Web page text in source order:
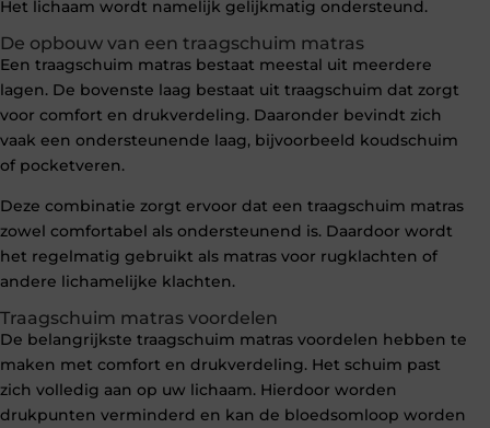
Het lichaam wordt namelijk gelijkmatig ondersteund.
De opbouw van een traagschuim matras
Een traagschuim matras bestaat meestal uit meerdere
lagen. De bovenste laag bestaat uit traagschuim dat zorgt
voor comfort en drukverdeling. Daaronder bevindt zich
vaak een ondersteunende laag, bijvoorbeeld koudschuim
of pocketveren.
Deze combinatie zorgt ervoor dat een traagschuim matras
zowel comfortabel als ondersteunend is. Daardoor wordt
het regelmatig gebruikt als matras voor rugklachten of
andere lichamelijke klachten.
Traagschuim matras voordelen
De belangrijkste traagschuim matras voordelen hebben te
maken met comfort en drukverdeling. Het schuim past
zich volledig aan op uw lichaam. Hierdoor worden
drukpunten verminderd en kan de bloedsomloop worden